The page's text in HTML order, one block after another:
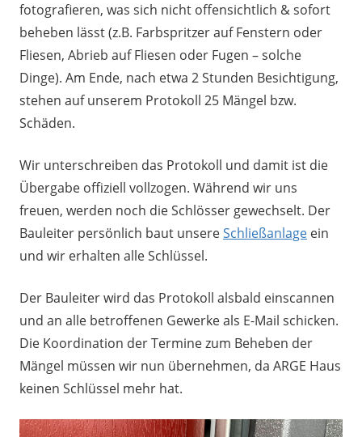
fotografieren, was sich nicht offensichtlich & sofort
beheben lässt (z.B. Farbspritzer auf Fenstern oder
Fliesen, Abrieb auf Fliesen oder Fugen – solche
Dinge). Am Ende, nach etwa 2 Stunden Besichtigung,
stehen auf unserem Protokoll 25 Mängel bzw.
Schäden.
Wir unterschreiben das Protokoll und damit ist die
Übergabe offiziell vollzogen. Während wir uns
freuen, werden noch die Schlösser gewechselt. Der
Bauleiter persönlich baut unsereSchließanlage ein
und wir erhalten alle Schlüssel.
Der Bauleiter wird das Protokoll alsbald einscannen
und an alle betroffenen Gewerke als E-Mail schicken.
Die Koordination der Termine zum Beheben der
Mängel müssen wir nun übernehmen, da ARGE Haus
keinen Schlüssel mehr hat.